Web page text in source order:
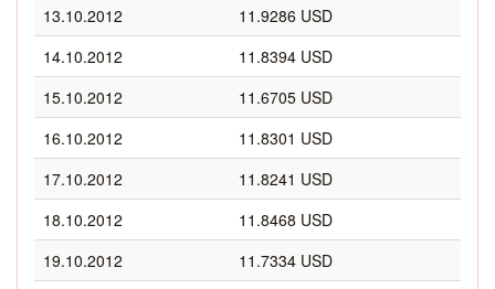
13.10.2012
11.9286 USD
14.10.2012
11.8394 USD
15.10.2012
11.6705 USD
16.10.2012
11.8301 USD
17.10.2012
11.8241 USD
18.10.2012
11.8468 USD
19.10.2012
11.7334 USD